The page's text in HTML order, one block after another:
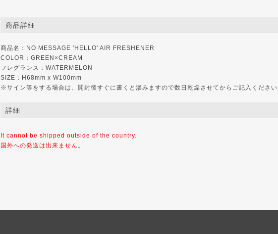
商品詳細
商品名：NO MESSAGE 'HELLO' AIR FRESHENER
COLOR：GREEN×CREAM
フレグランス：WATERMELON
SIZE：H68mm x W100mm
※サイン等をする場合は、開封後すぐに書くと滲みますので数日乾燥させてからご記入くださ
詳細
It cannot be shipped outside of the country.
国外への発送は出来ません。